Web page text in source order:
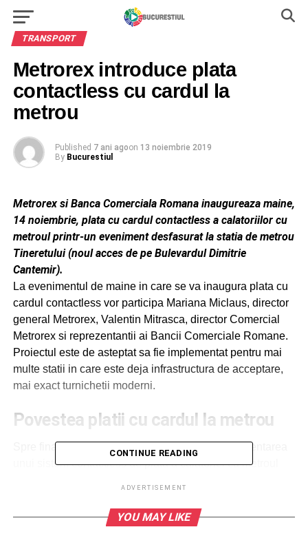
TRANSPORT
Metrorex introduce plata
contactless cu cardul la
metrou
Published 7 ani agoon 13 noiembrie 2019
By Bucurestiul
Metrorex si Banca Comerciala Romana inaugureaza maine,
14 noiembrie, plata cu cardul contactless a calatoriilor cu
metroul printr-un eveniment desfasurat la statia de metrou
Tineretului (noul acces de pe Bulevardul Dimitrie
Cantemir).
La evenimentul de maine in care se va inaugura plata cu
cardul contactless vor participa Mariana Miclaus, director
general Metrorex, Valentin Mitrasca, director Comercial
Metrorex si reprezentantii ai Bancii Comerciale Romane.
Proiectul este de asteptat sa fie implementat pentru mai
multe statii in care este deja infrastructura de acceptare,
mai exact turnichetii moderni.
Povestea platii cu cardul la metrou
Spre finalul anului 2016 se anunta oficial implementarea
unui sistem contactless de plata a calatoriei cu metroul
Mutare facea ca Bucurestiul sa devina a doua capitala
europeana, dupa Londra, care introducea un astfel de
CONTINUE READING
ADVERTISEMENT
YOU MAY LIKE